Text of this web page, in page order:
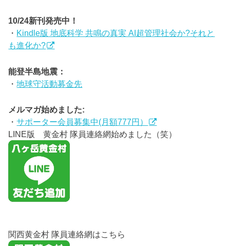
10/24新刊発売中！
・ Kindle版 地底科学 共鳴の真実 AI超管理社会か?それと
も進化か?
能登半島地震：
・地球守活動募金先
メルマガ始めました:
・サポーター会員募集中(月額777円）
LINE版 黄金村 隊員連絡網始めました（笑）
関西黄金村 隊員連絡網はこちら